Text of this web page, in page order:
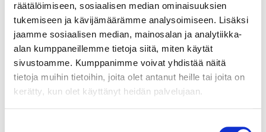
räätälöimiseen, sosiaalisen median ominaisuuksien
tukemiseen ja kävijämäärämme analysoimiseen. Lisäksi
jaamme sosiaalisen median, mainosalan ja analytiikka-
alan kumppaneillemme tietoja siitä, miten käytät
sivustoamme. Kumppanimme voivat yhdistää näitä
tietoja muihin tietoihin, joita olet antanut heille tai joita on
kerätty, kun olet käyttänyt heidän palvelujaan.